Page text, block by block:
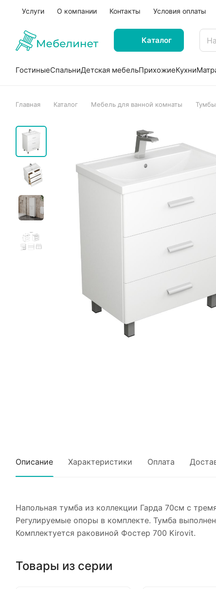
Услуги О компании Контакты Условия оплаты
Каталог
ГостиныеСпальниДетская мебельПрихожиеКухни
Главная Каталог Мебель для ванной комнаты
Описание Характеристики Оплата
Напольная тумба из коллекции Гарда 70см с
Регулируемые опоры в комплекте. Тумба
Комплектуется раковиной Фостер 700 Kirovit.
Товары из серии